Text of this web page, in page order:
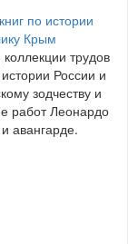
по истории
Крым
трудов
России и
зодчеству и
работ Леонардо
авангарде.